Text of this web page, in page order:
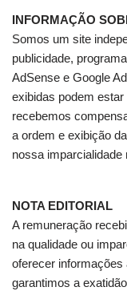
INFORMAÇÃO
Somos um site
publicidade,
AdSense e Google
exibidas podem
recebemos
a ordem e exibição
nossa imparcialidade
NOTA EDITORIAL
A remuneração
na qualidade ou
oferecer
garantimos a